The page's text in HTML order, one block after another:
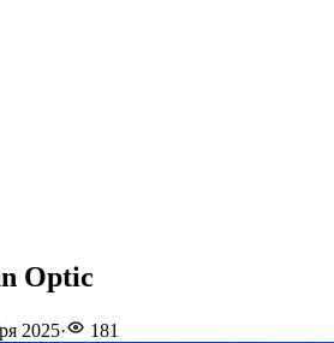
Optic
2025· 181